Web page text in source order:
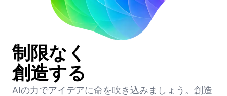
制限なく
創造する
AIの力でアイデアに命を吹き込みましょう。創造